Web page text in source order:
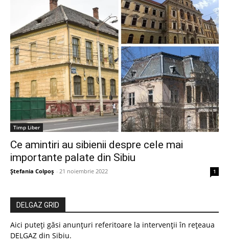
Timp Liber
Ce amintiri au sibienii despre cele mai
importante palate din Sibiu
Ștefania Colpoș - 21 noiembrie 2022 1
DELGAZ GRID
Aici puteți găsi anunțuri referitoare la intervenții în rețeaua
DELGAZ din Sibiu.